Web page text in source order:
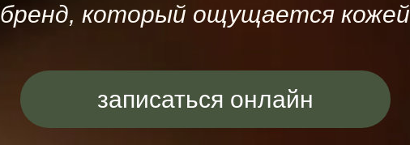
бренд, который ощущается кожей
записаться онлайн